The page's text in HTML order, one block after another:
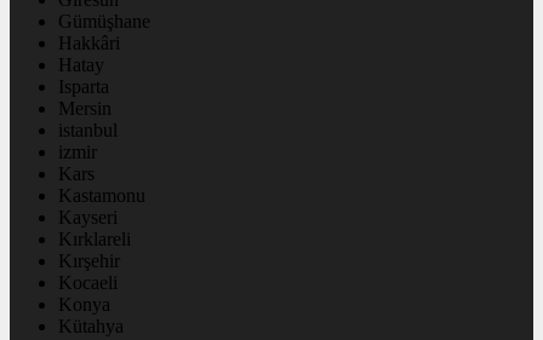
Gümüşhane
Hakkâri
Hatay
Isparta
Mersin
istanbul
izmir
Kars
Kastamonu
Kayseri
Kırklareli
Kırşehir
Kocaeli
Konya
Kütahya